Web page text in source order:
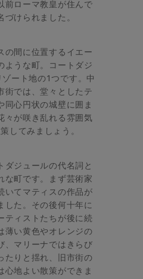
前ローマ教皇が住んで
づけられました。
の間に位置するイエー
ような町。コートダジ
ゾート地の1つです。中
街では、堂々としたテ
同心円状の城壁に囲ま
々が咲き乱れる雰囲気
してみましょう。
ダジュールの代名詞と
な町です。まず芸術家
いてマティスの作品が
した。その後何十年に
ティストたちが後に続
薄い黄色やオレンジの
、マリーナではきらび
たりと揺れ、旧市街の
心地よい散策ができま